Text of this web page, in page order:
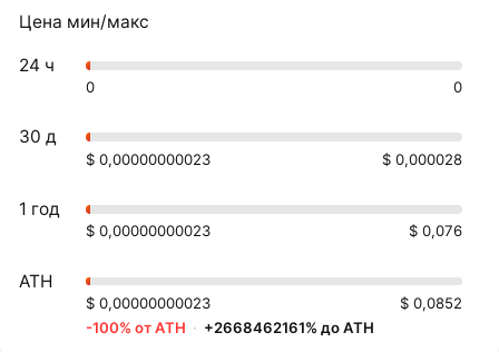
Цена мин/макс
24 ч
0 0
30 д
$ 0,00000000023 $ 0,000028
1 год
$ 0,00000000023 $ 0,076
ATH
$ 0,00000000023
$ 0,0852
-100% от ATH · +2668462161% до ATH